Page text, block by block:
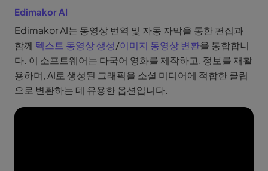
Edimakor AI
Edimakor AI는 동영상 번역 및 자동 자막을 통한 편집과
함께 텍스트 동영상 생성/이미지 동영상 변환을 통합합니
다. 이 소프트웨어는 다국어 영화를 제작하고, 정보를 재활
용하며, AI로 생성된 그래픽을 소셜 미디어에 적합한 클립
으로 변환하는 데 유용한 옵션입니다.